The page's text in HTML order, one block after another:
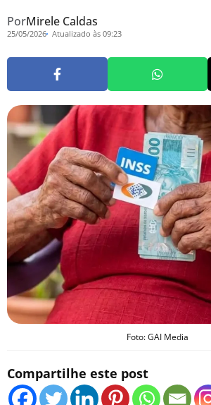
PorMirele Caldas
25/05/2026 Atualizado às 09:23
Foto: GAI Media
Compartilhe este post